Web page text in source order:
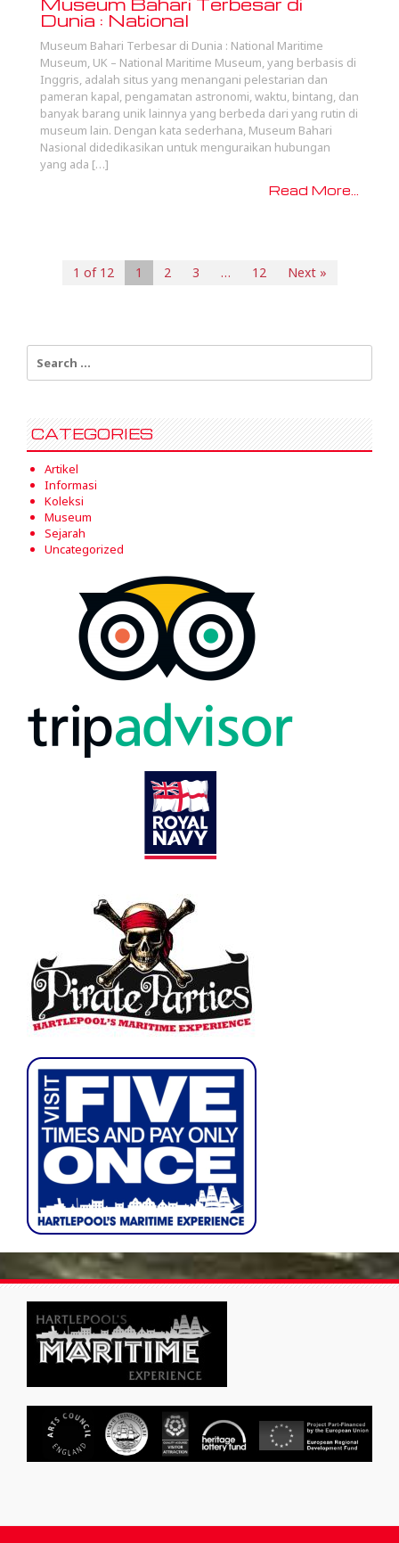
Dunia : National
Museum Bahari Terbesar di Dunia : National Maritime
Museum, UK – National Maritime Museum, yang berbasis di
Inggris, adalah situs yang menangani pelestarian dan
pameran kapal, pengamatan astronomi, waktu, bintang, dan
banyak barang unik lainnya yang berbeda dari yang rutin di
museum lain. Dengan kata sederhana, Museum Bahari
Nasional didedikasikan untuk menguraikan hubungan
yang ada […]
Read More...
1 of 12 1 2 3 … 12 Next »
Search
for:
CATEGORIES
Artikel
Informasi
Koleksi
Museum
Sejarah
Uncategorized